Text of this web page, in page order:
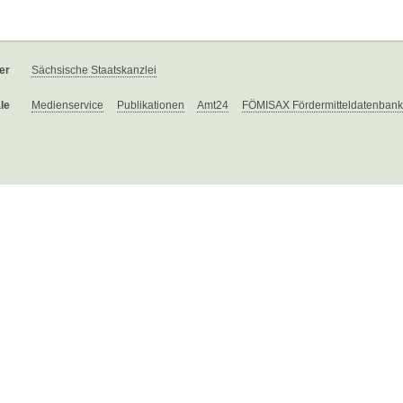
Sächsische Staatskanzlei
Medienservice Publikationen Amt24 FÖMISAX Fördermitteldatenbank